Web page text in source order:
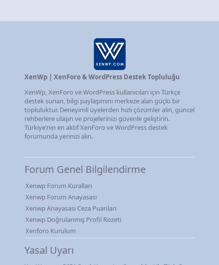
XenWp | XenForo & WordPress Destek Topluluğu
XenWp, XenForo ve WordPress kullanıcıları için Türkçe
destek sunan, bilgi paylaşımını merkeze alan güçlü bir
topluluktur. Deneyimli üyelerden hızlı çözümler alın, güncel
rehberlere ulaşın ve projelerinizi güvenle geliştirin.
Türkiye’nin en aktif XenForo ve WordPress destek
forumunda yerinizi alın.
Forum Genel Bilgilendirme
Xenwp Forum Kuralları
Xenwp Forum Anayasası
Xenwp Anayasası Ceza Puanları
Xenwp Doğrulanmış Profil Rozeti
Xenforo Kurulum
Yasal Uyarı